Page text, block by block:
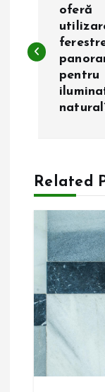
v
r
n
a
r
oferă
pentru
Related